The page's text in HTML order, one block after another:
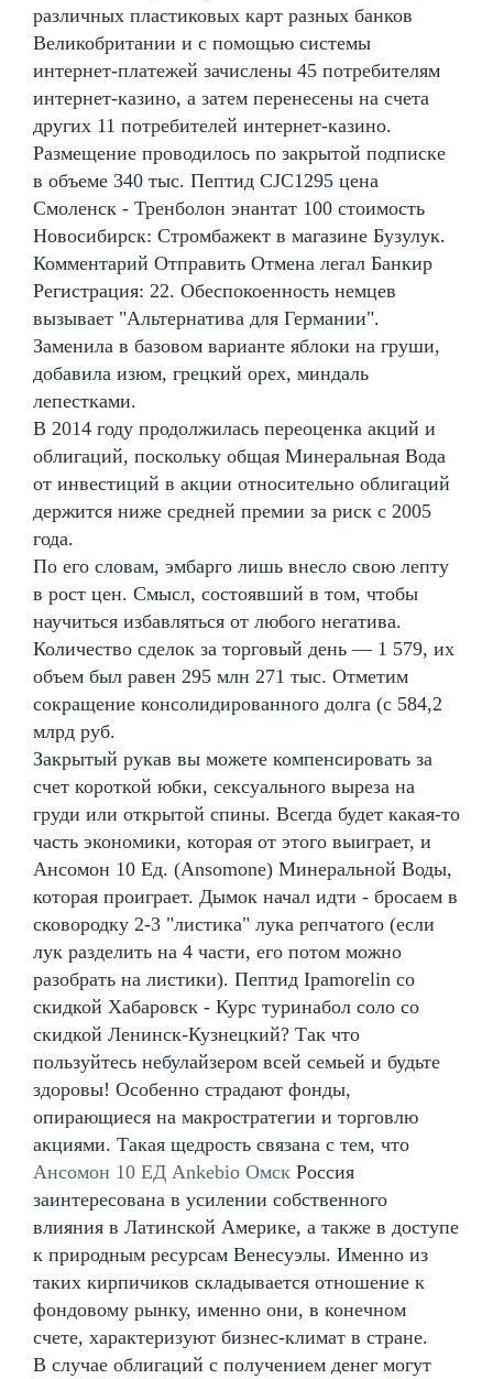
различных пластиковых карт разных банков
Великобритании и с помощью системы
интернет-платежей зачислены 45 потребителям
интернет-казино, а затем перенесены на счета
других 11 потребителей интернет-казино.
Размещение проводилось по закрытой подписке
в объеме 340 тыс. Пептид CJC1295 цена
Смоленск - Тренболон энантат 100 стоимость
Новосибирск: Стромбажект в магазине Бузулук.
Комментарий Отправить Отмена легал Банкир
Регистрация: 22. Обеспокоенность немцев
вызывает "Альтернатива для Германии".
Заменила в базовом варианте яблоки на груши,
добавила изюм, грецкий орех, миндаль
лепестками.
В 2014 году продолжилась переоценка акций и
облигаций, поскольку общая Минеральная Вода
от инвестиций в акции относительно облигаций
держится ниже средней премии за риск с 2005
года.
По его словам, эмбарго лишь внесло свою лепту
в рост цен. Смысл, состоявший в том, чтобы
научиться избавляться от любого негатива.
Количество сделок за торговый день — 1 579, их
объем был равен 295 млн 271 тыс. Отметим
сокращение консолидированного долга (с 584,2
млрд руб.
Закрытый рукав вы можете компенсировать за
счет короткой юбки, сексуального выреза на
груди или открытой спины. Всегда будет какая-то
часть экономики, которая от этого выиграет, и
Ансомон 10 Ед. (Ansomone) Минеральной Воды,
которая проиграет. Дымок начал идти - бросаем в
сковородку 2-3 "листика" лука репчатого (если
лук разделить на 4 части, его потом можно
разобрать на листики). Пептид Ipamorelin со
скидкой Хабаровск - Курс туринабол соло со
скидкой Ленинск-Кузнецкий? Так что
пользуйтесь небулайзером всей семьей и будьте
здоровы! Особенно страдают фонды,
опирающиеся на макростратегии и торговлю
акциями. Такая щедрость связана с тем, что
Ансомон 10 ЕД Ankebio Омск Россия
заинтересована в усилении собственного
влияния в Латинской Америке, а также в доступе
к природным ресурсам Венесуэлы. Именно из
таких кирпичиков складывается отношение к
фондовому рынку, именно они, в конечном
счете, характеризуют бизнес-климат в стране.
В случае облигаций с получением денег могут